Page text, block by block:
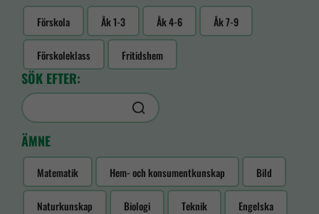
Förskola Åk 1-3 Åk 4-6 Åk 7-9
Förskoleklass Fritidshem
SÖK EFTER:
ÄMNE
Matematik Hem- och konsumentkunskap Bild
Naturkunskap Biologi Teknik Engelska